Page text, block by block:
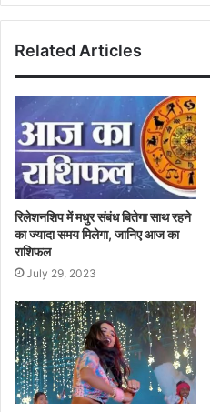
Related Articles
रिलेशनशिप में मधुर संबंध बितेगा साथ रहने
का ज्यादा समय मिलेगा, जानिए आज का
राशिफल
July 29, 2023